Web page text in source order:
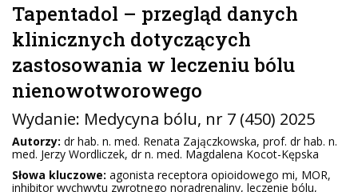
Tapentadol – przegląd danych
klinicznych dotyczących
zastosowania w leczeniu bólu
nienowotworowego
Wydanie: Medycyna bólu, nr 7 (450) 2025
Autorzy: dr hab. n. med. Renata Zajączkowska, prof. dr hab. n.
med. Jerzy Wordliczek, dr n. med. Magdalena Kocot-Kępska
Słowa kluczowe: agonista receptora opioidowego mi, MOR,
inhibitor wychwytu zwrotnego noradrenaliny, leczenie bólu,